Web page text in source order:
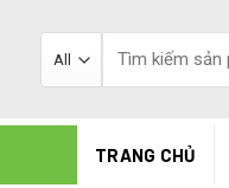
kiếm:
TRANG CHỦ